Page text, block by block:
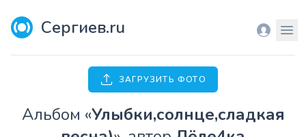
Сергиев.ru Вход
ЗАГРУЗИТЬ ФОТО
Aльбом «Улыбки,солнце,сладкая